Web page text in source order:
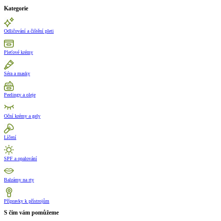
Kategorie
Odličování a čištění pleti
Pleťové krémy
Séra a masky
Peelingy a oleje
Oční krémy a gely
Líčení
SPF a opalování
Balzámy na rty
Přípravky k přístrojům
S čím vám pomůžeme